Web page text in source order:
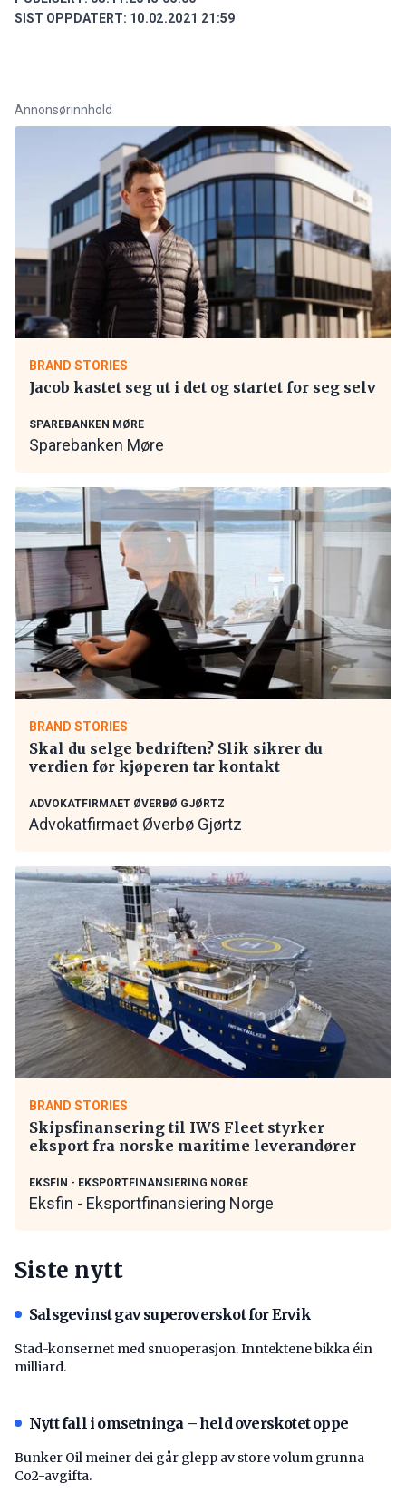
SIST OPPDATERT: 10.02.2021 21:59
Annonsørinnhold
BRAND STORIES
Jacob kastet seg ut i det og startet for seg selv
SPAREBANKEN MØRE
Sparebanken Møre
BRAND STORIES
Skal du selge bedriften? Slik sikrer du
verdien før kjøperen tar kontakt
ADVOKATFIRMAET ØVERBØ GJØRTZ
Advokatfirmaet Øverbø Gjørtz
BRAND STORIES
Skipsfinansering til IWS Fleet styrker
eksport fra norske maritime leverandører
EKSFIN - EKSPORTFINANSIERING NORGE
Eksfin - Eksportfinansiering Norge
Siste nytt
Salsgevinst gav superoverskot for Ervik
Stad-konsernet med snuoperasjon. Inntektene bikka éin
milliard.
Nytt fall i omsetninga – held overskotet oppe
Bunker Oil meiner dei går glepp av store volum grunna
Co2-avgifta.